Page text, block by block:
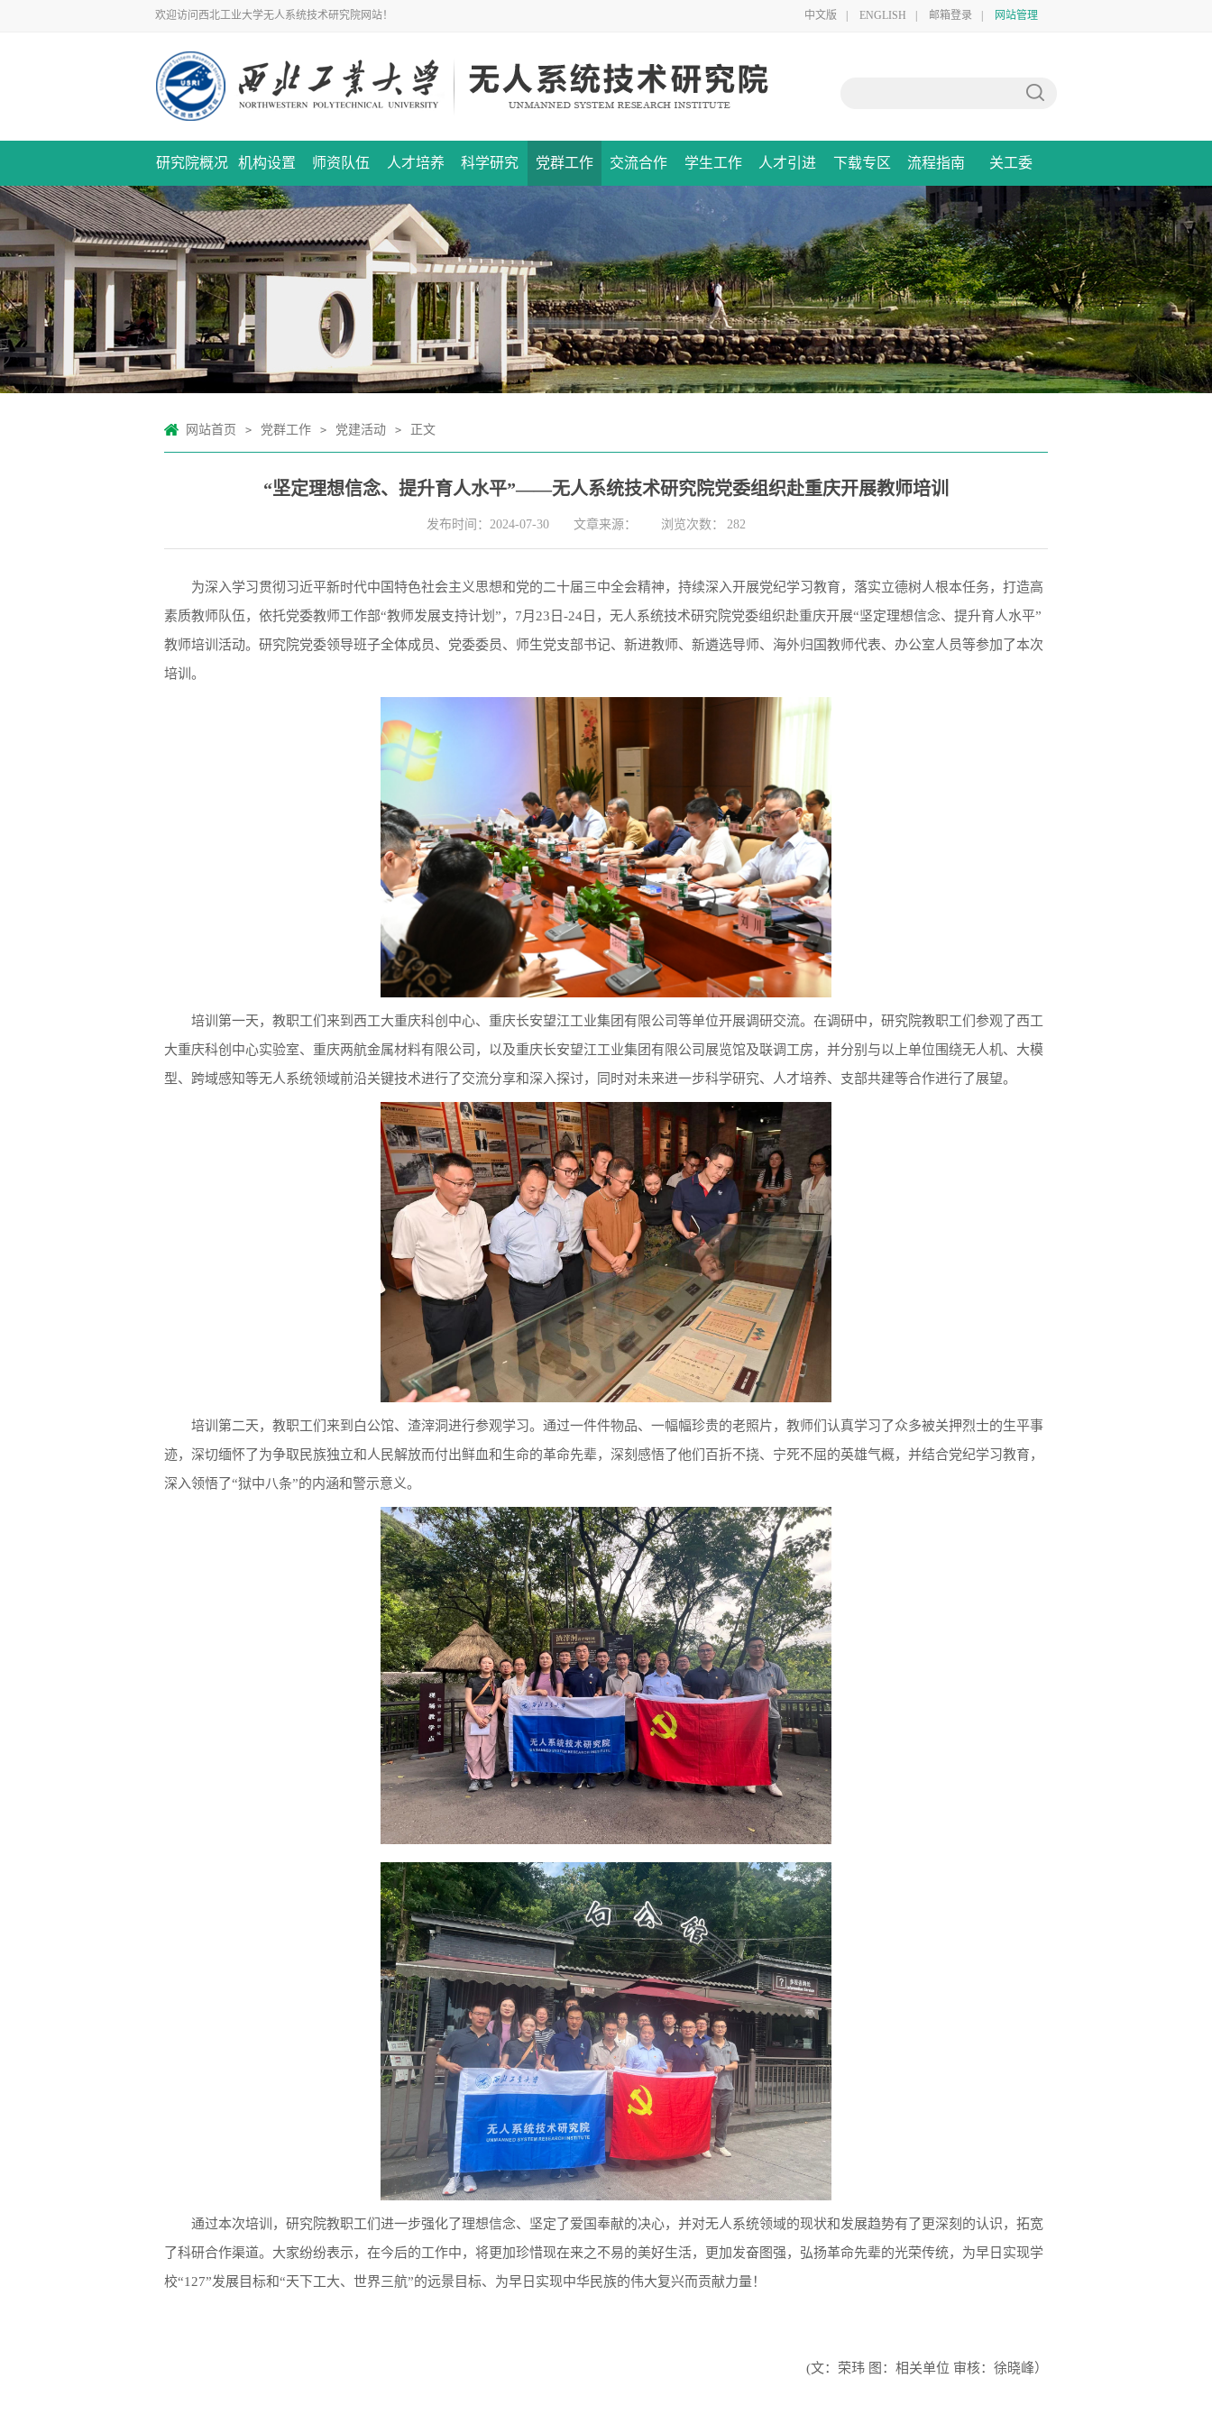
欢迎访问西北工业大学无人系统技术研究院网站！ 中文版 ENGLISH 邮箱登录 网站管理
研究院概况 机构设置 师资队伍 人才培养 科学研究 党群工作 交流合作 学生工作 人才引进 下载专区 流程指南 关工委
网站首页 > 党群工作 > 党建活动 > 正文
“坚定理想信念、提升育人水平”——无人系统技术研究院党委组织赴重庆开展教师培训
发布时间：2024-07-30 文章来源： 浏览次数： 282
为深入学习贯彻习近平新时代中国特色社会主义思想和党的二十届三中全会精神，持续深入开展党纪学习教育，落实立德树人根本任务，打造高
素质教师队伍，依托党委教师工作部“教师发展支持计划”，7月23日-24日，无人系统技术研究院党委组织赴重庆开展“坚定理想信念、提升育人水平”
教师培训活动。研究院党委领导班子全体成员、党委委员、师生党支部书记、新进教师、新遴选导师、海外归国教师代表、办公室人员等参加了本次
培训。
培训第一天，教职工们来到西工大重庆科创中心、重庆长安望江工业集团有限公司等单位开展调研交流。在调研中，研究院教职工们参观了西工
大重庆科创中心实验室、重庆两航金属材料有限公司，以及重庆长安望江工业集团有限公司展览馆及联调工房，并分别与以上单位围绕无人机、大模
型、跨域感知等无人系统领域前沿关键技术进行了交流分享和深入探讨，同时对未来进一步科学研究、人才培养、支部共建等合作进行了展望。
培训第二天，教职工们来到白公馆、渣滓洞进行参观学习。通过一件件物品、一幅幅珍贵的老照片，教师们认真学习了众多被关押烈士的生平事
迹，深切缅怀了为争取民族独立和人民解放而付出鲜血和生命的革命先辈，深刻感悟了他们百折不挠、宁死不屈的英雄气概，并结合党纪学习教育，
深入领悟了“狱中八条”的内涵和警示意义。
通过本次培训，研究院教职工们进一步强化了理想信念、坚定了爱国奉献的决心，并对无人系统领域的现状和发展趋势有了更深刻的认识，拓宽
了科研合作渠道。大家纷纷表示，在今后的工作中，将更加珍惜现在来之不易的美好生活，更加发奋图强，弘扬革命先辈的光荣传统，为早日实现学
校“127”发展目标和“天下工大、世界三航”的远景目标、为早日实现中华民族的伟大复兴而贡献力量！
(文：荣玮 图：相关单位 审核：徐晓峰）